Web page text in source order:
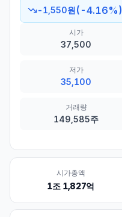
-1,550원( -4.16%)
시가
37,500
저가
35,100
거래량
149,585주
시가총액
1조 1,827억